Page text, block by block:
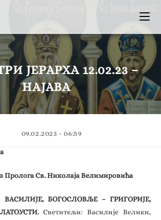
ЈЕРАРХА 12.02.23 –
НАЈАВА
09.02.2023 - 06:59
Пролога Св. Николаја Велимировића
БОГОСЛОВЉЕ – ГРИГОРИЈЕ,
Светитељи: Василије Велики,